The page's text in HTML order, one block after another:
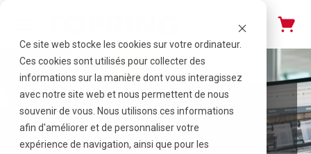
Ce site web stocke les cookies sur votre ordinateur.
Ces cookies sont utilisés pour collecter des
informations sur la manière dont vous interagissez
avec notre site web et nous permettent de nous
souvenir de vous. Nous utilisons ces informations
afin d'améliorer et de personnaliser votre
expérience de navigation, ainsi que pour les
Blogue